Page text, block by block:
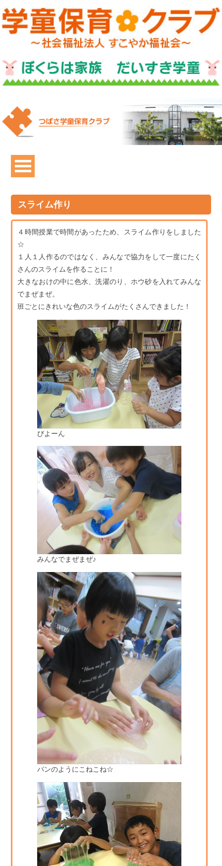
スライム作り
４時間授業で時間があったため、スライム作りをしました
☆
１人１人作るのではなく、みんなで協力をして一度にたく
さんのスライムを作ることに！
大きなおけの中に色水、洗濯のり、ホウ砂を入れてみんな
でまぜまぜ。
班ごとにきれいな色のスライムがたくさんできました！
びよーん
みんなでまぜまぜ♪
パンのようにこねこね☆